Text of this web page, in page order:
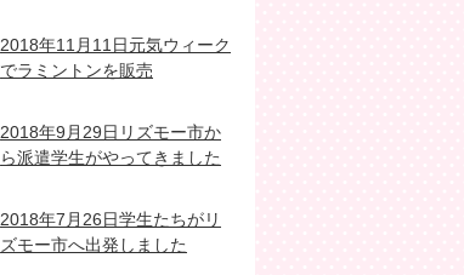
2018年11月11日元気ウィーク
でラミントンを販売
2018年9月29日リズモー市か
ら派遣学生がやってきました
2018年7月26日学生たちがリ
ズモー市へ出発しました